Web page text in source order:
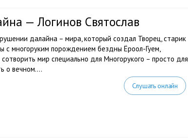
— Логинов Святослав
далайна – мира, который создал Творец, старик
с многоруким порождением бездны Ёроол-Гуем,
мир специально для Многорукого – просто для
о вечном....
Слушать онлайн